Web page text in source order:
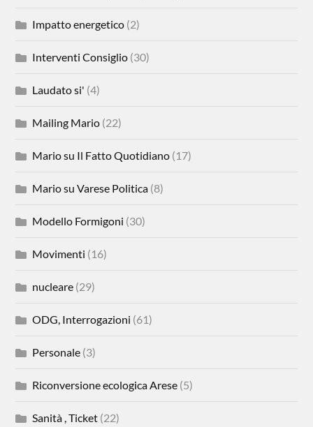
Impatto energetico (2)
Interventi Consiglio (30)
Laudato si' (4)
Mailing Mario (22)
Mario su Il Fatto Quotidiano (17)
Mario su Varese Politica (8)
Modello Formigoni (30)
Movimenti (16)
nucleare (29)
ODG, Interrogazioni (61)
Personale (3)
Riconversione ecologica Arese (5)
Sanità , Ticket (22)